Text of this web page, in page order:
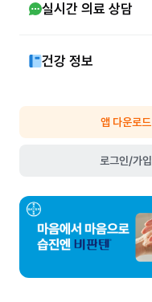
실시간 의료 상담
건강 정보
앱 다운로드
로그인/가입